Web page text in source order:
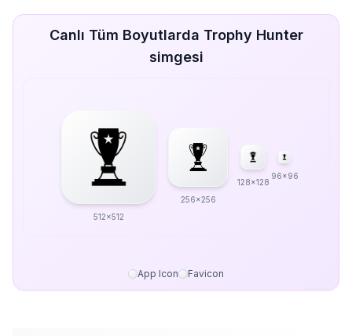
Canlı Tüm Boyutlarda Trophy Hunter
simgesi
512x512
256x256
128x128
96x96
App Icon Favicon